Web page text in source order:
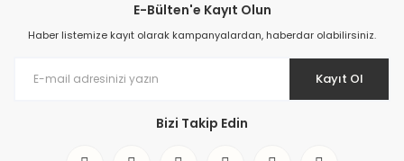
E-Bülten'e Kayıt Olun
Haber listemize kayıt olarak kampanyalardan, haberdar olabilirsiniz.
Kayıt Ol
Bizi Takip Edin